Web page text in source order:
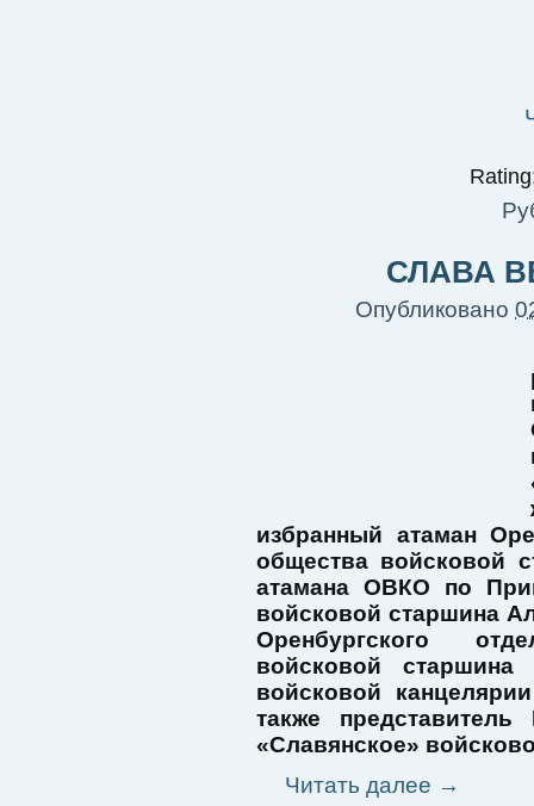
СЛАВА
Опубликовано
избранный атаман
общества войсковой
атамана ОВКО по
войсковой старшина
Оренбургского
войсковой старшина
войсковой
также
«Славянское»
Читать далее →